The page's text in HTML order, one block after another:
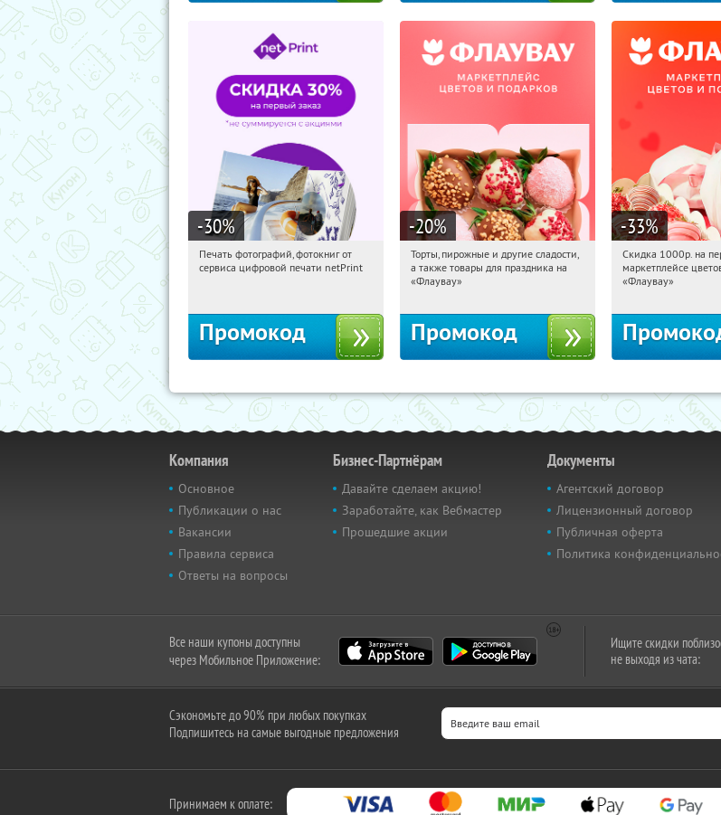
-30%
08:18:24 Получили:
Печать фотографий, фотокниг от
сервиса цифровой печати netPrint
Промокод
-20%
08:18:24 Получили:
Россия
Торты, пирожные и другие сладости,
а также товары для праздника на
«Флаувау»
Промокод
-33%
08:18:24
Россия
Скидка 1000р. на
маркетплейсе
«Флаувау»
Компания
Основное
Публикации о нас
Вакансии
Правила сервиса
Ответы на вопросы
Бизнес-Партнёрам
Давайте сделаем акцию!
Заработайте, как Вебмастер
Прошедшие акции
Документы
Агентский договор
Лицензионный договор
Публичная оферта
Политика
Все наши купоны доступны
через Мобильное Приложение:
Ищите скидки
не выходя из чата:
Сэкономьте до 90% при любых покупках
Подпишитесь на самые выгодные предложения
Принимаем к оплате: